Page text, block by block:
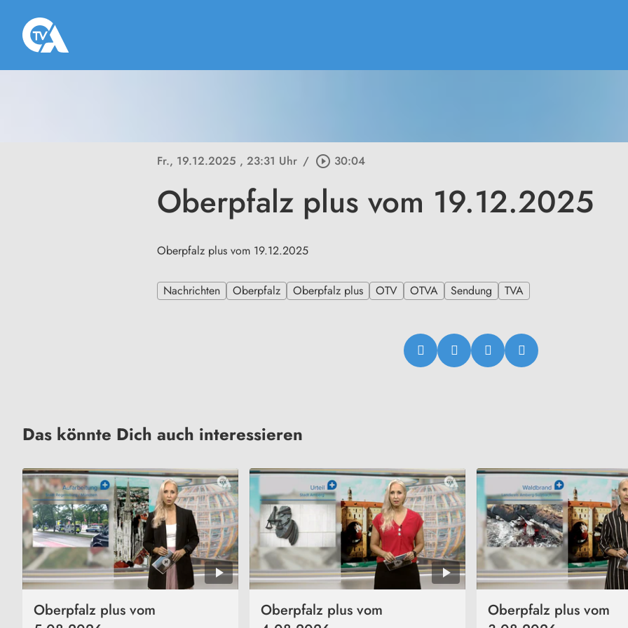
Fr., 19.12.2025 , 23:31 Uhr / play_circle_outline 30:04
Oberpfalz plus vom 19.12.2025
Oberpfalz plus vom 19.12.2025
Nachrichten Oberpfalz Oberpfalz plus OTV OTVA Sendung TVA
Das könnte Dich auch interessieren
Oberpfalz plus vom
Oberpfalz plus vom
Oberpfalz plus vom